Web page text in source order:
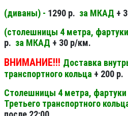
(диваны) - 1290 р. за МКАД +
(столешницы 4 метра,
р. за МКАД + 30 р/км.
ВНИМАНИЕ!!! Доставка
транспортного кольца + 200 р.
Столешницы 4 метра, фартуки
Третьего транспортного